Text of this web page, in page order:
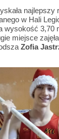
najlepszy
w Hali
wysokość 3,70
miejsce
Zofia